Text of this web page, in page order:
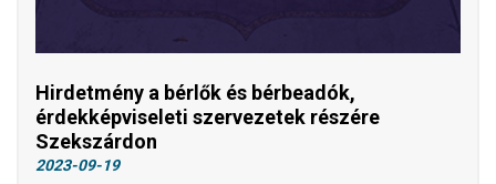
Hirdetmény a bérlők és bérbeadók,
érdekképviseleti szervezetek részére
Szekszárdon
2023-09-19